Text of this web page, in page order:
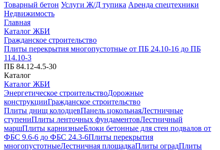
Товарный бетон Услуги Ж/Д тупика Аренда спецтехники
Недвижимость
Главная
Каталог ЖБИ
Гражданское строительство
Плиты перекрытия многопустотные от ПБ 24.10-16 до ПБ
114.10-3
ПБ 84.12-4.5-30
Каталог
Каталог ЖБИ
Энергетическое строительствоДорожные
конструкцииГражданское строительство
Плиты днищ колодцевПанель цокольнаяЛестничные
ступениПлиты ленточных фундаментовЛестничный
маршПлиты карнизныеБлоки бетонные для стен подвалов от
ФБС 9.6-6 до ФБС 24.3-6Плиты перекрытия
многопустотныеЛестничная площадкаПлиты оградПлиты